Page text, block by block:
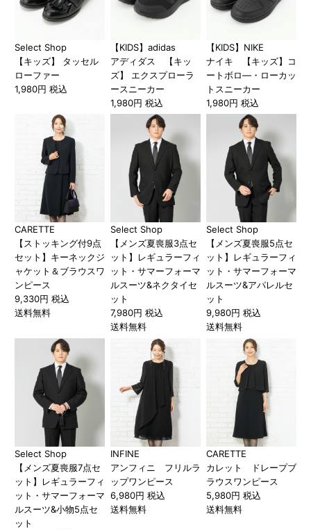
Select Shop
【キッズ】 タッセル
ローファー
1,980円 税込
【KIDS】adidas
アディダス 【キッ
ズ】 エクスプローラ
ースニーカー
1,980円 税込
【KIDS】NIKE
ナイキ 【キッズ】コ
ートボロ―・ローカッ
トスニーカー
1,980円 税込
CARETTE
【ストッキング付9点
セット】キーネックジ
ャケット＆ブラウスワ
ンピース
9,330円 税込
送料無料
Select Shop
【メンズ夏喪服3点セ
ット】レギュラーフィ
ット・サマーフォーマ
ルスーツ&ネクタイセ
ット
7,980円 税込
送料無料
Select Shop
【メンズ夏喪服5点セ
ット】レギュラーフィ
ット・サマーフォーマ
ルスーツ&アパレルセ
ット
9,980円 税込
送料無料
Select Shop
【メンズ夏喪服7点セ
ット】レギュラーフィ
ット・サマーフォーマ
ルスーツ&小物5点セ
ット
INFINE
アンフィニ フリルラ
ップワンピース
6,980円 税込
送料無料
CARETTE
カレット ドレープブ
ラウスワンピース
5,980円 税込
送料無料